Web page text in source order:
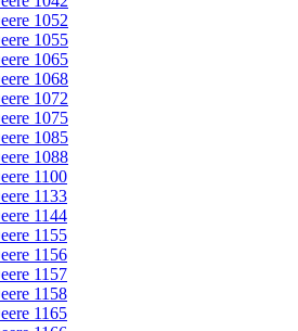
1052
1055
1065
1068
1072
1075
1085
1088
1100
1133
1144
1155
1156
1157
1158
1165